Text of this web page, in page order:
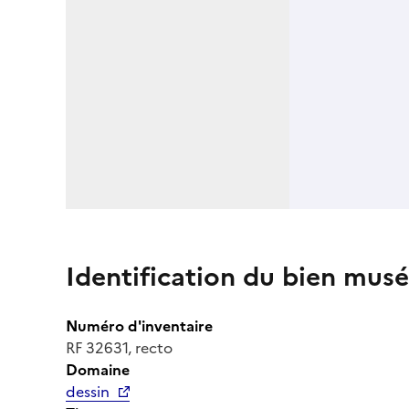
Identification du bien
Numéro d'inventaire
RF 32631, recto
Domaine
dessin